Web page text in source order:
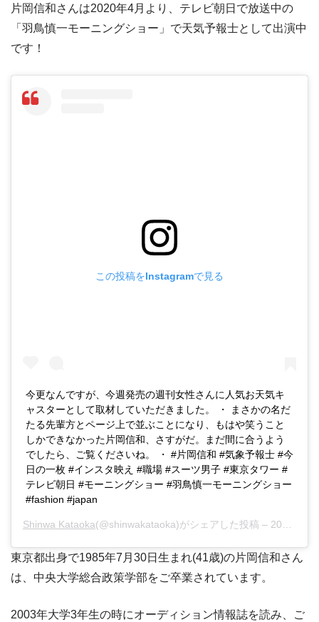
片岡信和さんは2020年4月より、テレビ朝日で放送中の
「羽鳥慎一モーニングショー」で天気予報士として出演中
です！
この投稿をInstagramで見る
今更なんですが、今週発売の週刊女性さんに人気お天気キ
ャスターとして取材していただきました。 ・ まさかの名だ
たる先輩方とページ上で並ぶことになり、もはや笑うこと
しかできなかった片岡信和、さすがだ。まだ間に合うよう
でしたら、ご覧くださいね。 ・ #片岡信和 #気象予報士 #今
日の一枚 #インスタ映え #職場 #スーツ男子 #東京タワー #
テレビ朝日 #モーニングショー #羽鳥慎一モーニングショー
#fashion #japan
Shinwa Kataoka(@shinwakataoka)がシェアした投稿 – 2020年 7月月18日午前12時06分PDT
東京都出身で1985年7月30日生まれ(41歳)の片岡信和さん
は、中央大学総合政策学部をご卒業されています。
2003年大学3年生の時にオーディション情報誌を読み、ご